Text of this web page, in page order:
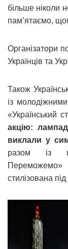
більше ніколи
пам’ятаємо,
Організатори
Українців та
Також
із
«Український
акцію:
виклали у
разом із
стилізована